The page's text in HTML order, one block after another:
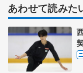
あわせて読みた